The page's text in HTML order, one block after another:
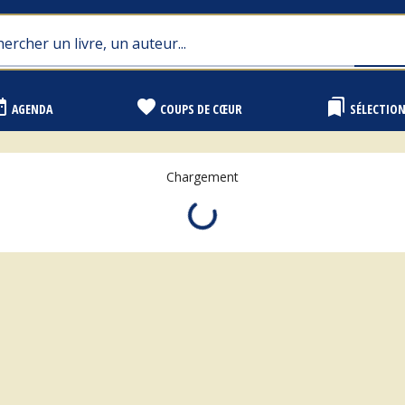
AGENDA favorite COUPS DE CŒUR bookmarks
Chargement